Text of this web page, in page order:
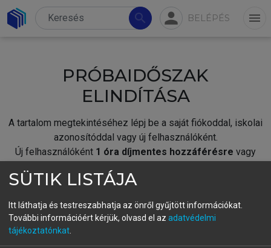
search person BELÉPÉS menu
PRÓBAIDŐSZAK
ELINDÍTÁSA
A tartalom megtekintéséhez lépj be a saját fiókoddal, iskolai
azonosítóddal vagy új felhasználóként.
Új felhasználóként 1 óra díjmentes hozzáférésre vagy
fiókoddal,vagy hozz létre új fiókot.
A regisztráció után apróbaidőszakautomatikusan
SÜTIK LISTÁJA
Itt láthatja és testreszabhatja az önről gyűjtött információkat.
További információért kérjük, olvasd el az adatvédelmi
tájékoztatónkat